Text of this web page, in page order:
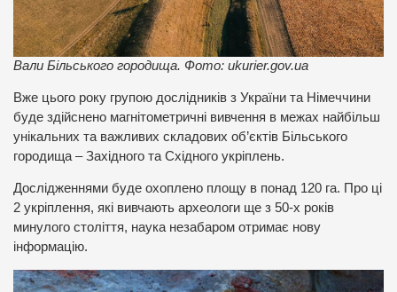
Вали Більського городища. Фото: ukurier.gov.ua
Вже цього року групою дослідників з України та Німеччини
буде здійснено магнітометричні вивчення в межах найбільш
унікальних та важливих складових об’єктів Більського
городища – Західного та Східного укріплень.
Дослідженнями буде охоплено площу в понад 120 га. Про ці
2 укріплення, які вивчають археологи ще з 50-х років
минулого століття, наука незабаром отримає нову
інформацію.